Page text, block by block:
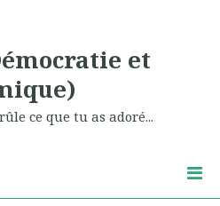
et
ce que tu as adoré...